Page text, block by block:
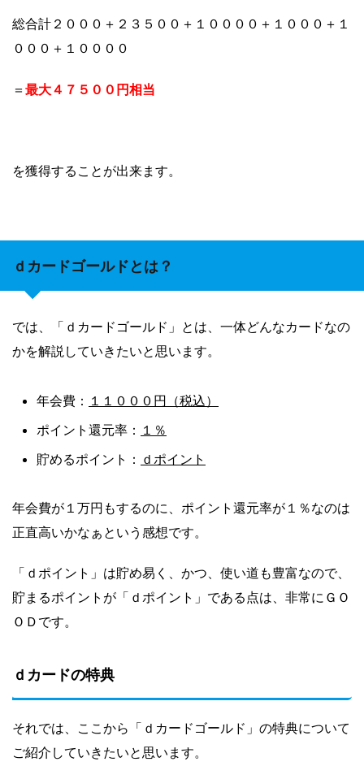
総合計２０００＋２３５００＋１００００＋１０００＋１
０００＋１００００
＝ 最大４７５００円相当
を獲得することが出来ます。
ｄカードゴールドとは？
では、「ｄカードゴールド」とは、一体どんなカードなの
かを解説していきたいと思います。
年会費： １１０００円（税込）
ポイント還元率： １％
貯めるポイント： ｄポイント
年会費が１万円もするのに、ポイント還元率が１％なのは
正直高いかなぁという感想です。
「ｄポイント」は貯め易く、かつ、使い道も豊富なので、
貯まるポイントが「ｄポイント」である点は、非常にＧＯ
ＯＤです。
ｄカードの特典
それでは、ここから「ｄカードゴールド」の特典について
ご紹介していきたいと思います。